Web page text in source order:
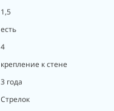
1,5
есть
4
крепление к стене
3 года
Стрелок